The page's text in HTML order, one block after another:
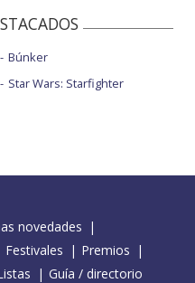
Búnker
Star Wars: Starfighter
novedades
Festivales
Premios
Guía / directorio